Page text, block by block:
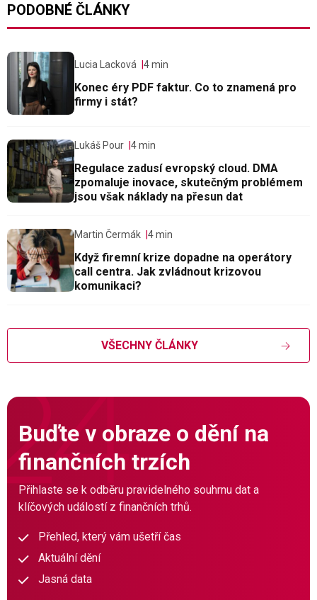
PODOBNÉ ČLÁNKY
Lucia Lacková 4 min
Konec éry PDF faktur. Co to znamená pro
firmy i stát?
Lukáš Pour 4 min
Regulace zadusí evropský cloud. DMA
zpomaluje inovace, skutečným problémem
jsou však náklady na přesun dat
Martin Čermák 4 min
Když firemní krize dopadne na operátory
call centra. Jak zvládnout krizovou
komunikaci?
VŠECHNY ČLÁNKY
Buďte v obraze o dění na
finančních trzích
Přihlaste se k odběru pravidelného souhrnu dat a
klíčových událostí z finančních trhů.
Přehled, který vám ušetří čas
Aktuální dění
Jasná data